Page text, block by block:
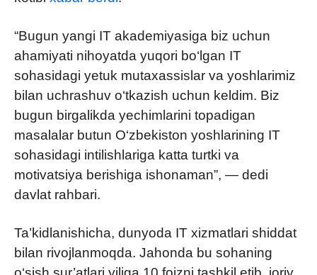
“Bugun yangi IT akademiyasiga biz uchun
ahamiyati nihoyatda yuqori bo‘lgan IT
sohasidagi yetuk mutaxassislar va yoshlarimiz
bilan uchrashuv o‘tkazish uchun keldim. Biz
bugun birgalikda yechimlarini topadigan
masalalar butun O‘zbekiston yoshlarining IT
sohasidagi intilishlariga katta turtki va
motivatsiya berishiga ishonaman”, — dedi
davlat rahbari.
Ta’kidlanishicha, dunyoda IT xizmatlari shiddat
bilan rivojlanmoqda. Jahonda bu sohaning